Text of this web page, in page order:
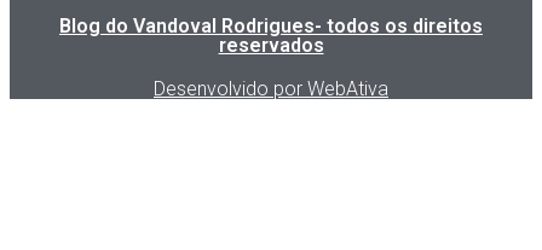
Blog do Vandoval Rodrigues- todos os direitos
reservados
Desenvolvido por WebAtiva